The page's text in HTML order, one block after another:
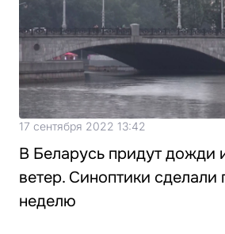
17 сентября 2022 13:42
В Беларусь придут дожди
ветер. Синоптики сделали
неделю